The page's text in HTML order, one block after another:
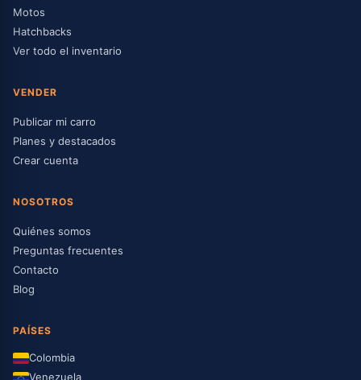
Motos
Hatchbacks
Ver todo el inventario
VENDER
Publicar mi carro
Planes y destacados
Crear cuenta
NOSOTROS
Quiénes somos
Preguntas frecuentes
Contacto
Blog
PAÍSES
Colombia
Venezuela